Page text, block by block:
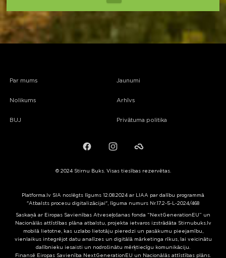
Par mums
Nolikums
BUJ
Jaunumi
Arhīvs
Privātuma politika
FacebookInstagramFailiem.lv
© 2024 Stirnu Buks. Visas tiesības rezervētas.
Platforma.lv SIA noslēgts līgums 12.08.2024 ar LIAA par dalību programmā
"Atbalsts procesu digitalizācijai", līguma numurs Nr.17.2-5-L-2024/468
Saskaņā ar Eiropas Savienības Atveseļošanas fonda “NextGenerationEU” un
Nacionālās attīstības plāna atbalstu, projekta ietvaros izstrādāta Stirnubuks.lv
mobilā lietotne, kas uzlabo lietotāju pieredzi un pasākumu pieejamību,
vienlaikus integrējot datu analīzes un digitālā mārketinga rīkus, lai veicinātu
dalībnieku iesaisti un nodrošinātu mērķtiecīgu komunikāciju.
Finansē Eiropas Savienība NextGenerationEU un Nacionālās attīstības plāns.